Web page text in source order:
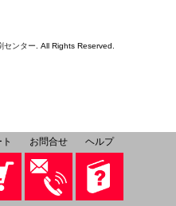
お問合せ ヘルプ
センター . All Rights Reserved.